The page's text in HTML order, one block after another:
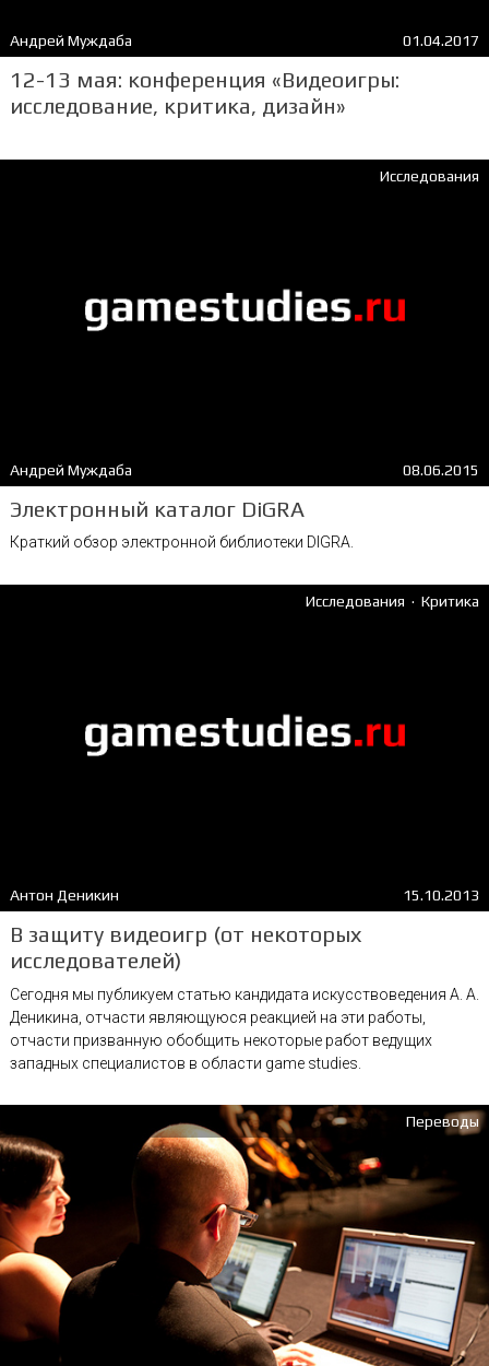
Андрей Муждаба 01.04.2017
12-13 мая: конференция «Видеоигры:
исследование, критика, дизайн»
Исследования
Андрей Муждаба 08.06.2015
Электронный каталог DiGRA
Краткий обзор электронной библиотеки DIGRA.
Исследования . Критика
Антон Деникин 15.10.2013
В защиту видеоигр (от некоторых
исследователей)
Сегодня мы публикуем статью кандидата искусствоведения А. А.
Деникина, отчасти являющуюся реакцией на эти работы,
отчасти призванную обобщить некоторые работ ведущих
западных специалистов в области game studies.
Переводы